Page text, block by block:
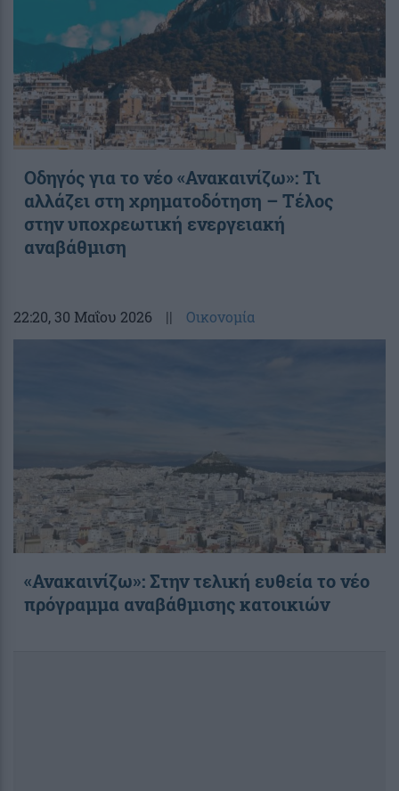
Οδηγός για το νέο «Ανακαινίζω»: Τι
αλλάζει στη χρηματοδότηση – Τέλος
στην υποχρεωτική ενεργειακή
αναβάθμιση
22:20, 30 Μαΐου 2026 || Οικονομία
«Ανακαινίζω»: Στην τελική ευθεία το νέο
πρόγραμμα αναβάθμισης κατοικιών